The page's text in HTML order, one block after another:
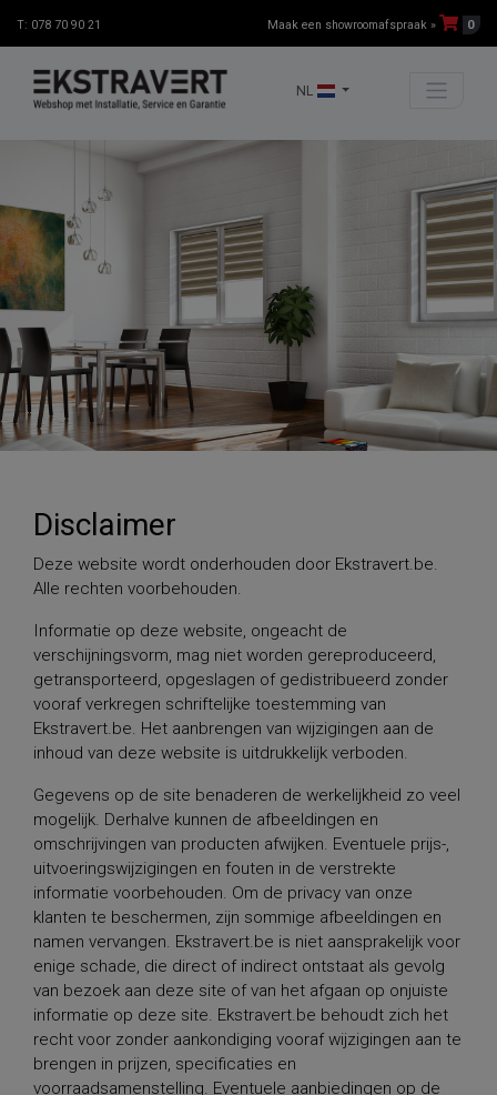
T: 078 70 90 21 Maak een showroomafspraak » 0
NL
Disclaimer
Deze website wordt onderhouden door Ekstravert.be.
Alle rechten voorbehouden.
Informatie op deze website, ongeacht de
verschijningsvorm, mag niet worden gereproduceerd,
getransporteerd, opgeslagen of gedistribueerd zonder
vooraf verkregen schriftelijke toestemming van
Ekstravert.be. Het aanbrengen van wijzigingen aan de
inhoud van deze website is uitdrukkelijk verboden.
Gegevens op de site benaderen de werkelijkheid zo veel
mogelijk. Derhalve kunnen de afbeeldingen en
omschrijvingen van producten afwijken. Eventuele prijs-,
uitvoeringswijzigingen en fouten in de verstrekte
informatie voorbehouden. Om de privacy van onze
klanten te beschermen, zijn sommige afbeeldingen en
namen vervangen. Ekstravert.be is niet aansprakelijk voor
enige schade, die direct of indirect ontstaat als gevolg
van bezoek aan deze site of van het afgaan op onjuiste
informatie op deze site. Ekstravert.be behoudt zich het
recht voor zonder aankondiging vooraf wijzigingen aan te
brengen in prijzen, specificaties en
voorraadsamenstelling. Eventuele aanbiedingen op de